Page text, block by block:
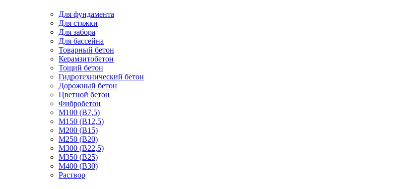
Для фундамента
Для стяжки
Для забора
Для бассейна
Товарный бетон
Керамзитобетон
Тощий бетон
Гидротехнический бетон
Дорожный бетон
Цветной бетон
Фибробетон
М100 (В7,5)
М150 (В12,5)
М200 (В15)
М250 (В20)
М300 (В22,5)
М350 (В25)
М400 (В30)
Раствор